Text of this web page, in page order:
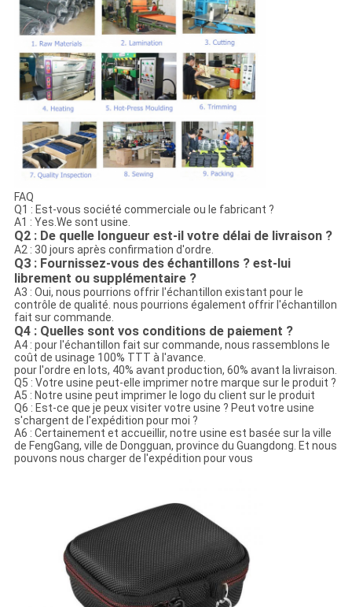
FAQ
Q1 : Est-vous société commerciale ou le fabricant ?
A1 : Yes.We sont usine.
Q2 : De quelle longueur est-il votre délai de livraison ?
A2 : 30 jours après confirmation d'ordre.
Q3 : Fournissez-vous des échantillons ? est-lui
librement ou supplémentaire ?
A3 : Oui, nous pourrions offrir l'échantillon existant pour le
contrôle de qualité. nous pourrions également offrir l'échantillon
fait sur commande.
Q4 : Quelles sont vos conditions de paiement ?
A4 : pour l'échantillon fait sur commande, nous rassemblons le
coût de usinage 100% TTT à l'avance.
pour l'ordre en lots, 40% avant production, 60% avant la livraison.
Q5 : Votre usine peut-elle imprimer notre marque sur le produit ?
A5 : Notre usine peut imprimer le logo du client sur le produit
Q6 : Est-ce que je peux visiter votre usine ? Peut votre usine
s'chargent de l'expédition pour moi ?
A6 : Certainement et accueillir, notre usine est basée sur la ville
de FengGang, ville de Dongguan, province du Guangdong. Et nous
pouvons nous charger de l'expédition pour vous